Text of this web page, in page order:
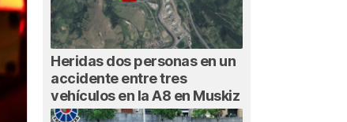
Heridas dos personas en un
accidente entre tres
vehículos en la A8 en Muskiz